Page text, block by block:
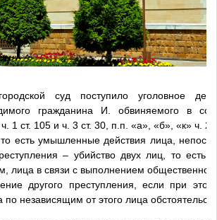
суд поступило уголовное
гражданина И. обвиняемого в
1 ст. 105 и ч. 3 ст. 30, п.п. «а», «б», «к» ч.
есть умышленные действия лица,
– убийство двух лиц, то есть
лица в связи с выполнением
другого преступления, если при
по независящим от этого лица